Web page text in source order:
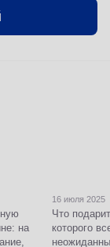
на
16 июля 2025
Что
которого